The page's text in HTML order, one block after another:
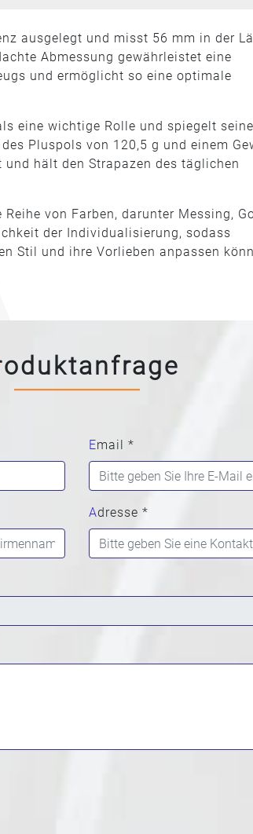
ausgelegt und misst 56 mm in der
Abmessung gewährleistet eine
und ermöglicht so eine optimale
eine wichtige Rolle und spiegelt seine
Pluspols von 120,5 g und einem
hält den Strapazen des täglichen
von Farben, darunter Messing,
der Individualisierung, sodass
Stil und ihre Vorlieben anpassen
Email *
Adresse *